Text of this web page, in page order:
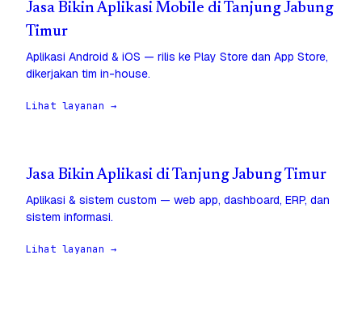
Jasa Bikin Aplikasi Mobile di Tanjung Jabung
Timur
Aplikasi Android & iOS — rilis ke Play Store dan App Store,
dikerjakan tim in-house.
Lihat layanan →
Jasa Bikin Aplikasi di Tanjung Jabung Timur
Aplikasi & sistem custom — web app, dashboard, ERP, dan
sistem informasi.
Lihat layanan →